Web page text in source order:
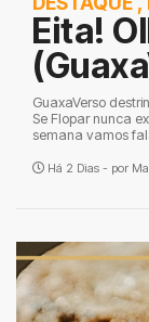
Eita!
GuaxaVerso
Se Flopar nunca
semana vamos
Há 2 Dias - por